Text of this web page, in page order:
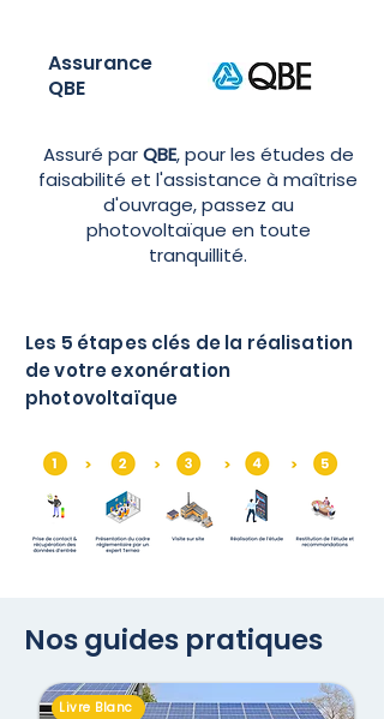
Assurance
QBE
Assuré parQBE, pour les études de
faisabilité et l'assistance à maîtrise
d'ouvrage, passez au
photovoltaïque en toute
tranquillité.
Les 5 étapes clés de la réalisation
de votre exonération
photovoltaïque
Nos guides pratiques
Livre Blanc